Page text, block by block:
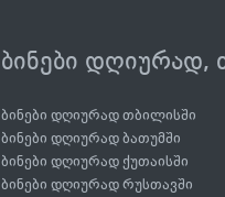
ბინები დღიურად,
ბინები დღიურად თბილისში
ბინები დღიურად ბათუმში
ბინები დღიურად ქუთაისში
ბინები დღიურად რუსთავში